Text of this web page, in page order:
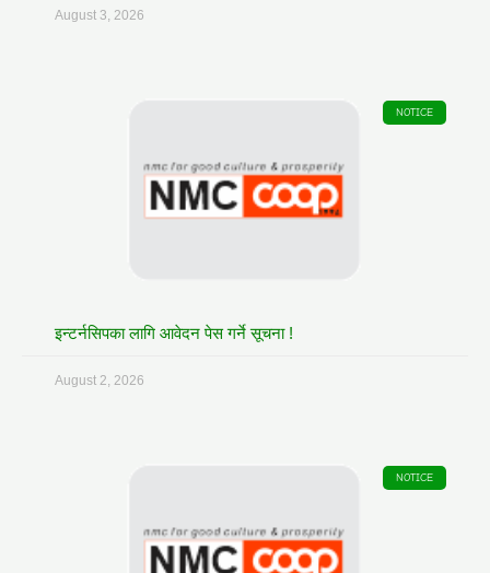
August 3, 2026
NOTICE
इन्टर्नसिपका लागि आवेदन पेस गर्ने सूचना !
August 2, 2026
NOTICE